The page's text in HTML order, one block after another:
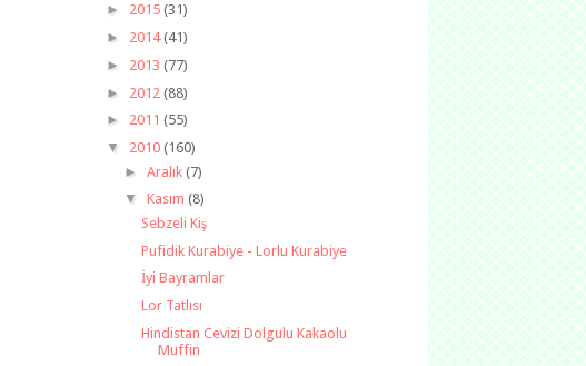
► 2015 (31)
► 2014(41)
► 2013 (77)
► 2012 (88)
► 2011 (55)
▼ 2010 (160)
► Aralık (7)
▼ Kasım (8)
Sebzeli Kiş
Pufidik Kurabiye - Lorlu Kurabiye
İyi Bayramlar
Lor Tatlısı
Hindistan Cevizi Dolgulu Kakaolu
Muffin